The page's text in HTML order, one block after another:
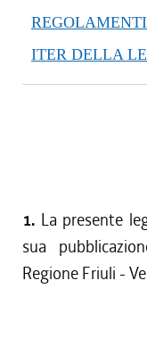
ITER DELLA
1. La presente
sua
Regione Friuli -